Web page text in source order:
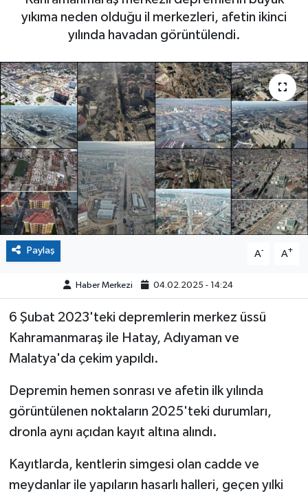
yıkıma neden olduğu il merkezleri, afetin ikinci
yılında havadan görüntülendi.
Paylaş A- A+
Haber Merkezi 04.02.2025 - 14:24
6 Şubat 2023'teki depremlerin merkez üssü
Kahramanmaraş ile Hatay, Adıyaman ve
Malatya'da çekim yapıldı.
Depremin hemen sonrası ve afetin ilk yılında
görüntülenen noktaların 2025'teki durumları,
dronla aynı açıdan kayıt altına alındı.
Kayıtlarda, kentlerin simgesi olan cadde ve
meydanlar ile yapıların hasarlı halleri, geçen yılki